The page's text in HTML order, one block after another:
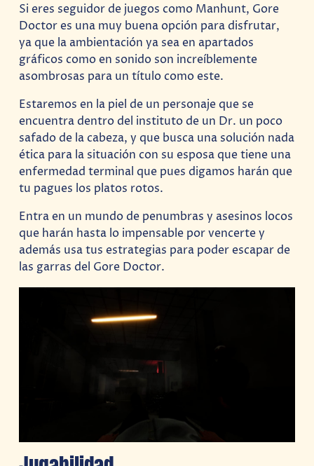
Si eres seguidor de juegos como Manhunt, Gore
Doctor es una muy buena opción para disfrutar,
ya que la ambientación ya sea en apartados
gráficos como en sonido son increíblemente
asombrosas para un título como este.
Estaremos en la piel de un personaje que se
encuentra dentro del instituto de un Dr. un poco
safado de la cabeza, y que busca una solución nada
ética para la situación con su esposa que tiene una
enfermedad terminal que pues digamos harán que
tu pagues los platos rotos.
Entra en un mundo de penumbras y asesinos locos
que harán hasta lo impensable por vencerte y
además usa tus estrategias para poder escapar de
las garras del Gore Doctor.